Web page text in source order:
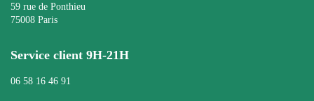
59 rue de Ponthieu
75008 Paris
Service client 9H-21H
06 58 16 46 91